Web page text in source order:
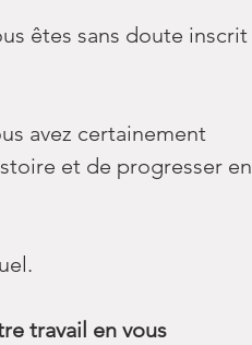
êtes sans doute inscrit
avez certainement
et de progresser en
travail en vous